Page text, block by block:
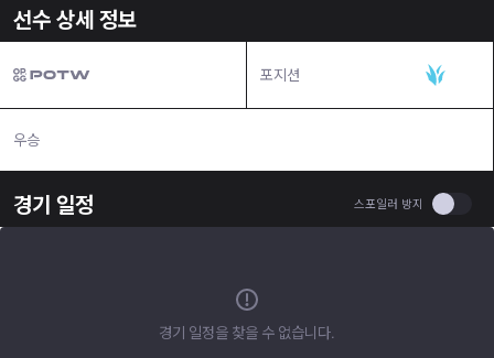
선수 상세 정보
포지션
우승
경기 일정 스포일러 방지 Use
경기 일정을 찾을 수 없습니다.